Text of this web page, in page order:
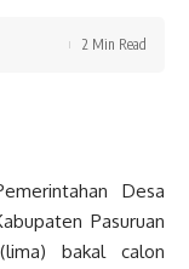
2 Min Read
Desa
Pasuruan
bakal calon